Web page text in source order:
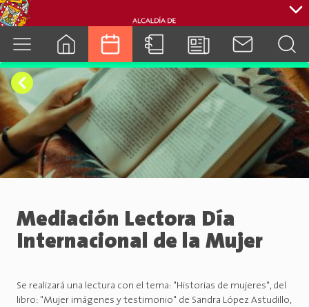
cuenca.gob.ec
Mediación Lectora Día
Internacional de la Mujer
Se realizará una lectura con el tema: "Historias de mujeres", del
libro: "Mujer imágenes y testimonio" de Sandra López Astudillo,